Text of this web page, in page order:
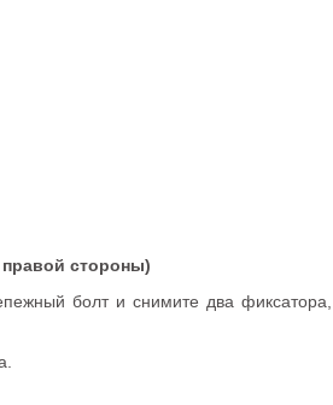
стороны)
болт и снимите два фиксатора,